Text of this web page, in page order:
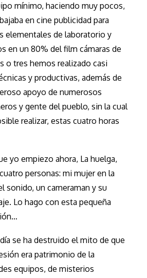
mínimo, haciendo muy pocos,
en cine publicidad para
elementales de laboratorio y
en un 80% del film cámaras de
o tres hemos realizado casi
y productivas, además de
apoyo de numerosos
y gente del pueblo, sin la cual
realizar, estas cuatro horas
yo empiezo ahora, La huelga,
personas: mi mujer en la
sonido, un cameraman y su
Lo hago con esta pequeña
se ha destruido el mito de que
era patrimonio de la
equipos, de misterios